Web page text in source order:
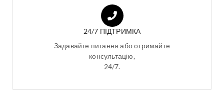
24/7 ПІДТРИМКА
Задавайте питання або отримайте
консультацію,
24/7.